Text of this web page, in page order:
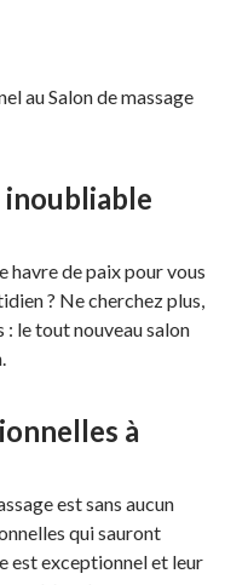
au Salon de massage
havre de paix pour vous
? Ne cherchez plus,
: le tout nouveau salon
à
est sans aucun
qui sauront
est exceptionnel et leur